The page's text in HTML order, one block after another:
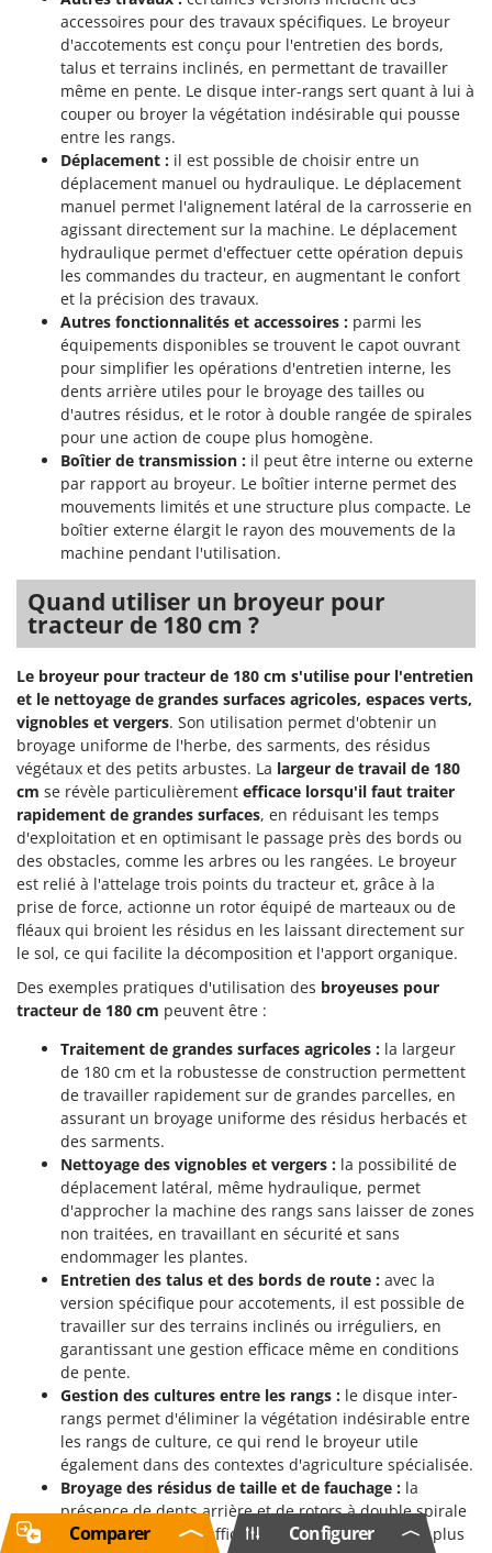
accessoires pour des travaux spécifiques. Le broyeur
d'accotements est conçu pour l'entretien des bords,
talus et terrains inclinés, en permettant de travailler
même en pente. Le disque inter-rangs sert quant à lui à
couper ou broyer la végétation indésirable qui pousse
entre les rangs.
Déplacement : il est possible de choisir entre un
déplacement manuel ou hydraulique. Le déplacement
manuel permet l'alignement latéral de la carrosserie en
agissant directement sur la machine. Le déplacement
hydraulique permet d'effectuer cette opération depuis
les commandes du tracteur, en augmentant le confort
et la précision des travaux.
Autres fonctionnalités et accessoires : parmi les
équipements disponibles se trouvent le capot ouvrant
pour simplifier les opérations d'entretien interne, les
dents arrière utiles pour le broyage des tailles ou
d'autres résidus, et le rotor à double rangée de spirales
pour une action de coupe plus homogène.
Boîtier de transmission : il peut être interne ou externe
par rapport au broyeur. Le boîtier interne permet des
mouvements limités et une structure plus compacte. Le
boîtier externe élargit le rayon des mouvements de la
machine pendant l'utilisation.
Quand utiliser un broyeur pour
tracteur de 180 cm ?
Le broyeur pour tracteur de 180 cm s'utilise pour l'entretien
et le nettoyage de grandes surfaces agricoles, espaces verts,
vignobles et vergers. Son utilisation permet d'obtenir un
broyage uniforme de l'herbe, des sarments, des résidus
végétaux et des petits arbustes. La largeur de travail de 180
cm se révèle particulièrement efficace lorsqu'il faut traiter
rapidement de grandes surfaces, en réduisant les temps
d'exploitation et en optimisant le passage près des bords ou
des obstacles, comme les arbres ou les rangées. Le broyeur
est relié à l'attelage trois points du tracteur et, grâce à la
prise de force, actionne un rotor équipé de marteaux ou de
fléaux qui broient les résidus en les laissant directement sur
le sol, ce qui facilite la décomposition et l'apport organique.
Des exemples pratiques d'utilisation des broyeuses pour
tracteur de 180 cm peuvent être :
Traitement de grandes surfaces agricoles : la largeur
de 180 cm et la robustesse de construction permettent
de travailler rapidement sur de grandes parcelles, en
assurant un broyage uniforme des résidus herbacés et
des sarments.
Nettoyage des vignobles et vergers : la possibilité de
déplacement latéral, même hydraulique, permet
d'approcher la machine des rangs sans laisser de zones
non traitées, en travaillant en sécurité et sans
endommager les plantes.
Entretien des talus et des bords de route : avec la
version spécifique pour accotements, il est possible de
travailler sur des terrains inclinés ou irréguliers, en
garantissant une gestion efficace même en conditions
de pente.
Gestion des cultures entre les rangs : le disque inter-
rangs permet d'éliminer la végétation indésirable entre
les rangs de culture, ce qui rend le broyeur utile
également dans des contextes d'agriculture spécialisée.
Broyage des résidus de taille et de fauchage : la
présence de dents arrière et de rotors à double spirale
permet un broyage efficace même des résidus les plus
Configurer
Comparer